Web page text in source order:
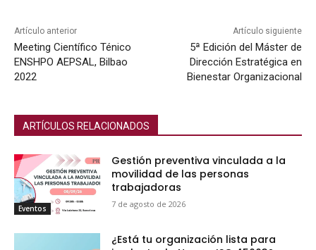
Artículo anterior
Meeting Científico Ténico
ENSHPO AEPSAL, Bilbao
2022
Artículo siguiente
5ª Edición del Máster de
Dirección Estratégica en
Bienestar Organizacional
ARTÍCULOS RELACIONADOS
Eventos
Gestión preventiva vinculada a la
movilidad de las personas
trabajadoras
7 de agosto de 2026
¿Está tu organización lista para